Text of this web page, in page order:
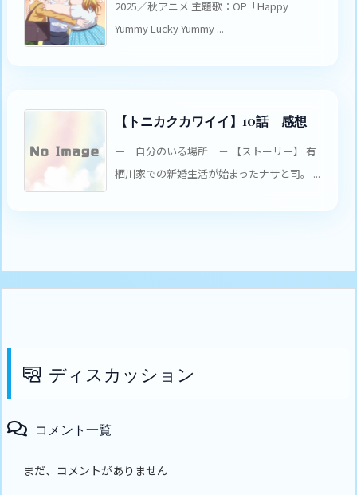
2025／秋アニメ 主題歌：OP「Happy
Yummy Lucky Yummy ...
【トニカクカワイイ】10話 感想
－ 自分のいる場所 － 【ストーリー】 有
栖川家での新婚生活が始まったナサと司。 ...
ディスカッション
コメント一覧
まだ、コメントがありません